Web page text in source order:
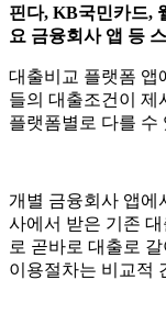
핀다, KB국민카드,
요 금융회사 앱 등
대출비교 플랫폼 앱
들의 대출조건이 제
플랫폼별로 다를 수
개별 금융회사 앱에
사에서 받은 기존
로 곧바로 대출로
이용절차는 비교적